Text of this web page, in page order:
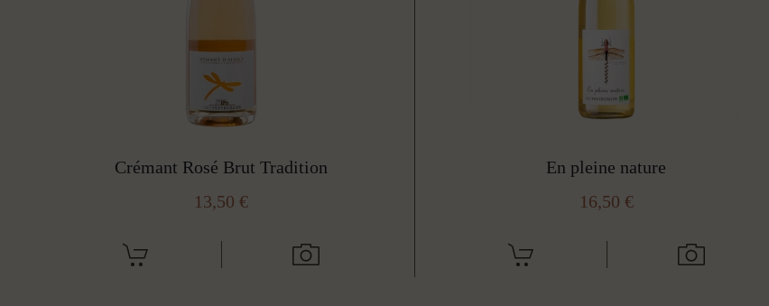
Crémant Rosé Brut Tradition
13,50€
En pleine nature
16,50 €